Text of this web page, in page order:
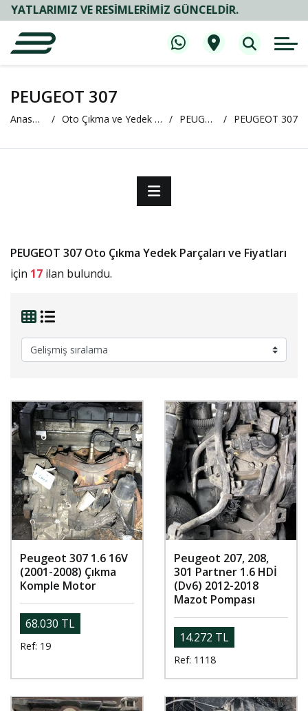
VE RESIMLERIMIZ GÜNCELDIR.
PEUGEOT 307
Anasayfa Oto Çıkma ve Yedek Parça PEUGEOT PEUGEOT 307
PEUGEOT 307 Oto Çıkma Yedek Parçaları ve Fiyatları
için 17 ilan bulundu.
Peugeot 307 1.6 16V
(2001-2008) Çıkma
Komple Motor
68.030 TL
Ref: 19
Peugeot 207, 208,
301 Partner 1.6 HDİ
(Dv6) 2012-2018
Mazot Pompası
14.272 TL
Ref: 1118